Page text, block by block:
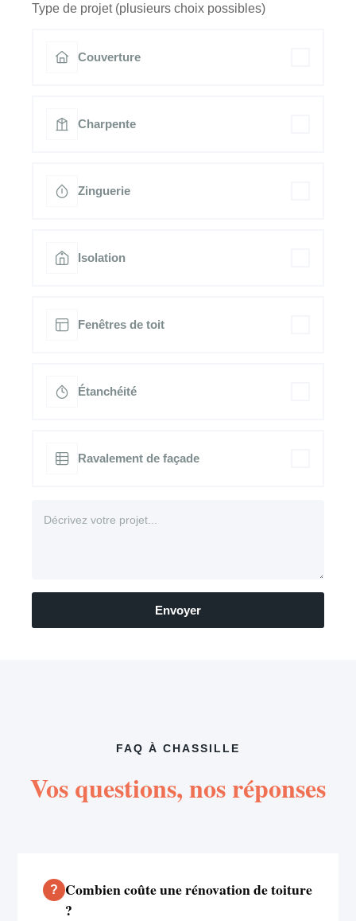
Type de projet (plusieurs choix possibles)
Couverture
Charpente
Zinguerie
Isolation
Fenêtres de toit
Étanchéité
Ravalement de façade
Envoyer
FAQ À CHASSILLE
Vos questions, nos réponses
Combien coûte une rénovation de toiture
?